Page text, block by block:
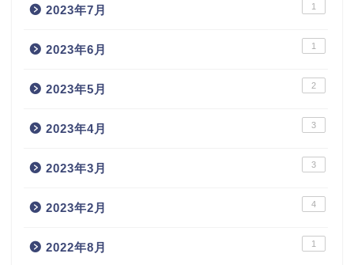
2023年7月 1
2023年6月 1
2023年5月 2
2023年4月 3
2023年3月 3
2023年2月 4
2022年8月 1